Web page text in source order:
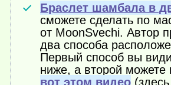
Браслет шамбала в
сможете сделать по
от MoonSvechi. Автор
два способа
Первый способ вы
ниже, а второй можете
вот этом видео